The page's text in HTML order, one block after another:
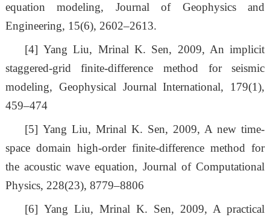
equation modeling, Journal of Geophysics and
Engineering, 15(6), 2602–2613.
[4]Yang Liu, Mrinal K. Sen, 2009, An implicit
staggered-grid finite-difference method for seismic
modeling, Geophysical Journal International, 179(1),
459–474
[5] Yang Liu, Mrinal K. Sen, 2009, A new time-
space domain high-order finite-difference method for
the acoustic wave equation, Journal of Computational
Physics, 228(23), 8779–8806
[6] Yang Liu, Mrinal K. Sen, 2009, A practical